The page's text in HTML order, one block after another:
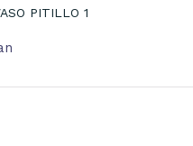
PITILLO 1